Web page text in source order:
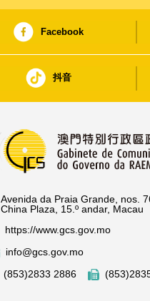
Facebook
抖音
Avenida da Praia Grande, nos.
China Plaza, 15.º andar, Macau
https://www.gcs.gov.mo
info@gcs.gov.mo
(853)2833 2886